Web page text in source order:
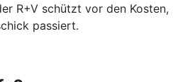
R+V schützt vor den Kosten,
passiert.